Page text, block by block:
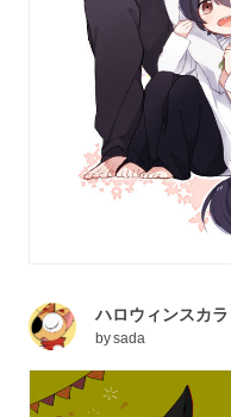
ハロウィンスカ
bysada